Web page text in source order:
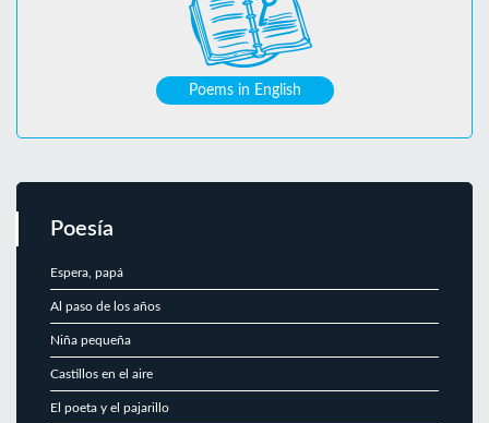
Poems in English
Poesía
Espera, papá
Al paso de los años
Niña pequeña
Castillos en el aire
El poeta y el pajarillo